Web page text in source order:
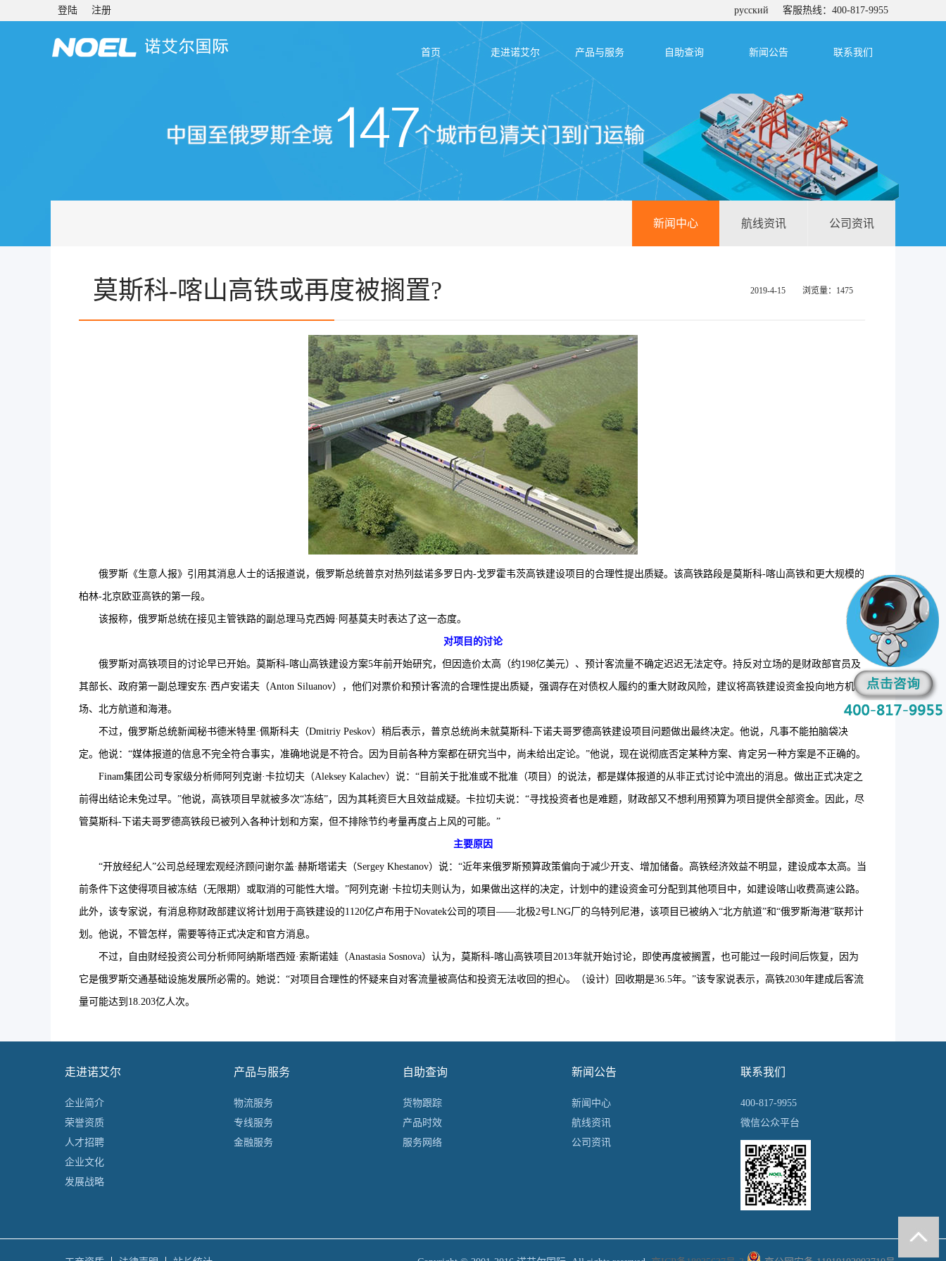
登陆 注册 русский 客服热线：400-817-9955
首页 走进诺艾尔 产品与服务 自助查询 新闻公告 联系我们
新闻中心 航线资讯 公司资讯
莫斯科-喀山高铁或再度被搁置? 2019-4-15 浏览量：1475
俄罗斯《生意人报》引用其消息人士的话报道说，俄罗斯总统普京对热列兹诺多罗日内-戈罗霍韦茨高铁建设项目的合理性提出质疑。该高铁路段是莫斯科-喀山高铁和更大规模的
柏林-北京欧亚高铁的第一段。
该报称，俄罗斯总统在接见主管铁路的副总理马克西姆·阿基莫夫时表达了这一态度。
对项目的讨论
俄罗斯对高铁项目的讨论早已开始。莫斯科-喀山高铁建设方案5年前开始研究，但因造价太高（约198亿美元）、预计客流量不确定迟迟无法定夺。持反对立场的是财政部官员及
其部长、政府第一副总理安东·西卢安诺夫（Anton Siluanov），他们对票价和预计客流的合理性提出质疑，强调存在对债权人履约的重大财政风险，建议将高铁建设资金投向地方机
场、北方航道和海港。
不过，俄罗斯总统新闻秘书德米特里·佩斯科夫（Dmitriy Peskov）稍后表示，普京总统尚未就莫斯科-下诺夫哥罗德高铁建设项目问题做出最终决定。他说，凡事不能拍脑袋决
定。他说：“媒体报道的信息不完全符合事实，准确地说是不符合。因为目前各种方案都在研究当中，尚未给出定论。”他说，现在说彻底否定某种方案、肯定另一种方案是不正确的。
Finam集团公司专家级分析师阿列克谢·卡拉切夫（Aleksey Kalachev）说：“目前关于批准或不批准（项目）的说法，都是媒体报道的从非正式讨论中流出的消息。做出正式决定之
前得出结论未免过早。”他说，高铁项目早就被多次“冻结”，因为其耗资巨大且效益成疑。卡拉切夫说：“寻找投资者也是难题，财政部又不想利用预算为项目提供全部资金。因此，尽
管莫斯科-下诺夫哥罗德高铁段已被列入各种计划和方案，但不排除节约考量再度占上风的可能。”
主要原因
“开放经纪人”公司总经理宏观经济顾问谢尔盖·赫斯塔诺夫（Sergey Khestanov）说：“近年来俄罗斯预算政策偏向于减少开支、增加储备。高铁经济效益不明显，建设成本太高。当
前条件下这使得项目被冻结（无限期）或取消的可能性大增。”阿列克谢·卡拉切夫则认为，如果做出这样的决定，计划中的建设资金可分配到其他项目中，如建设喀山收费高速公路。
此外，该专家说，有消息称财政部建议将计划用于高铁建设的1120亿卢布用于Novatek公司的项目——北极2号LNG厂的乌特列尼港，该项目已被纳入“北方航道”和“俄罗斯海港”联邦计
划。他说，不管怎样，需要等待正式决定和官方消息。
不过，自由财经投资公司分析师阿纳斯塔西娅·索斯诺娃（Anastasia Sosnova）认为，莫斯科-喀山高铁项目2013年就开始讨论，即使再度被搁置，也可能过一段时间后恢复，因为
它是俄罗斯交通基础设施发展所必需的。她说：“对项目合理性的怀疑来自对客流量被高估和投资无法收回的担心。（设计）回收期是36.5年。”该专家说表示，高铁2030年建成后客流
量可能达到18.203亿人次。
走进诺艾尔
企业简介
荣誉资质
人才招聘
企业文化
发展战略
产品与服务
物流服务
专线服务
金融服务
自助查询
货物跟踪
产品时效
服务网络
新闻公告
新闻中心
航线资讯
公司资讯
联系我们
400-817-9955
微信公众平台